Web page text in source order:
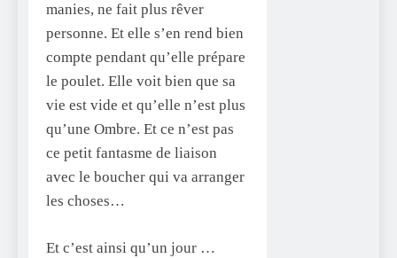
manies, ne fait plus rêver
personne. Et elle s’en rend bien
compte pendant qu’elle prépare
le poulet. Elle voit bien que sa
vie est vide et qu’elle n’est plus
qu’une Ombre. Et ce n’est pas
ce petit fantasme de liaison
avec le boucher qui va arranger
les choses…
Et c’est ainsi qu’un jour …